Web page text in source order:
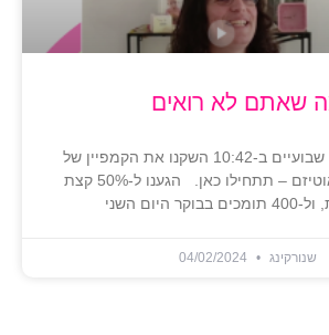
שאתם לא רואים
ביום ראשון לפני שבועיים ב-10:42 השקנו את הקמפיין של
מיכל ברקוביץ' אוטיזם – תתחילו כאן. הגענו ל-50% קצת
היום השני
שנורקינג